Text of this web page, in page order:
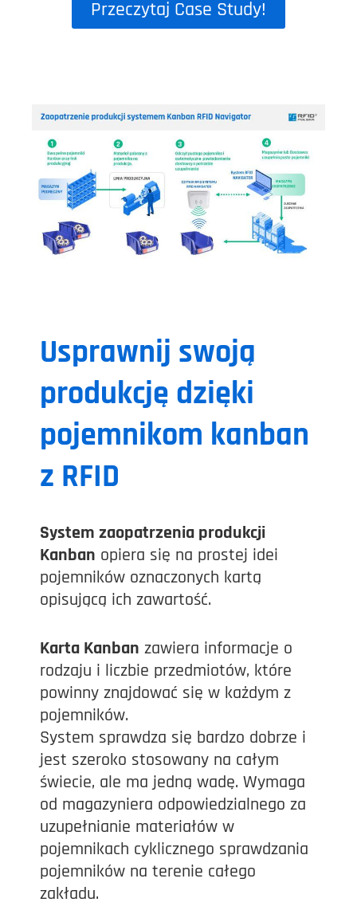
Przeczytaj Case Study!
Usprawnij swoją
produkcję dzięki
pojemnikom kanban
z RFID
System zaopatrzenia produkcji
Kanban opiera się na prostej idei
pojemników oznaczonych kartą
opisującą ich zawartość.
Karta Kanban zawiera informacje o
rodzaju i liczbie przedmiotów, które
powinny znajdować się w każdym z
pojemników.
System sprawdza się bardzo dobrze i
jest szeroko stosowany na całym
świecie, ale ma jedną wadę. Wymaga
od magazyniera odpowiedzialnego za
uzupełnianie materiałów w
pojemnikach cyklicznego sprawdzania
pojemników na terenie całego
zakładu.